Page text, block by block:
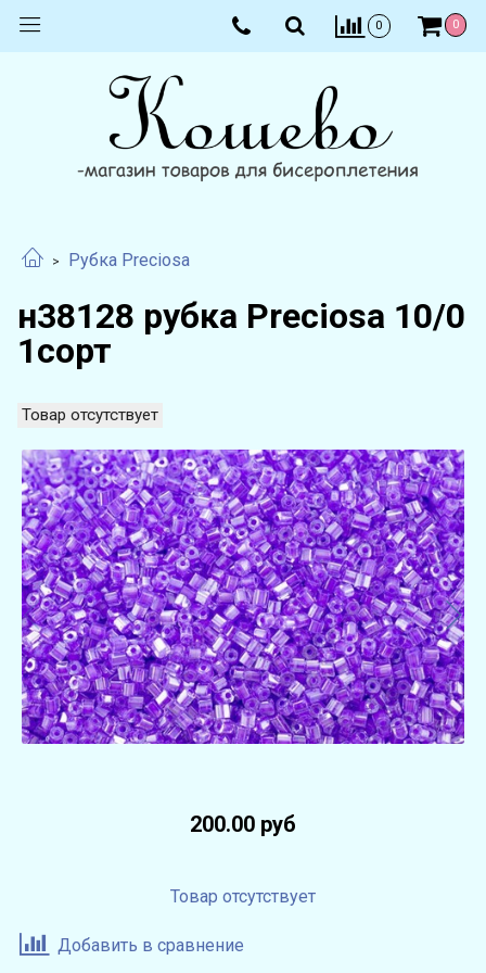
0 0
Рубка Preciosa
н38128 рубка Preciosa 10/0
1сорт
Товар отсутствует
200.00 руб
Товар отсутствует
Добавить в сравнение